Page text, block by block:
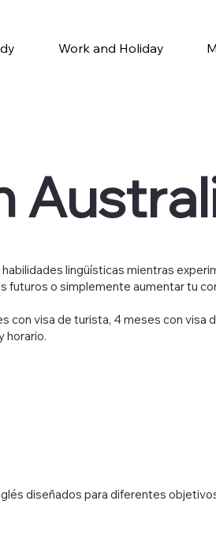
Work and Holiday
lingüísticas mientras
o simplemente aumentar tu
visa de turista, 4 meses con visa
horario.
diseñados para diferentes